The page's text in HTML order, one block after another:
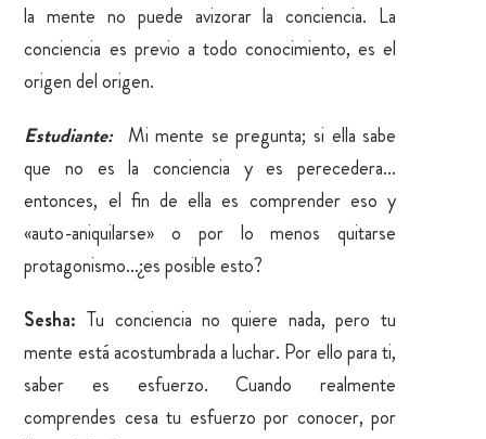
la mente no puede avizorar la conciencia. La
conciencia es previo a todo conocimiento, es el
origen del origen.
Estudiante: Mi mente se pregunta; si ella sabe
que no es la conciencia y es perecedera…
entonces, el fin de ella es comprender eso y
«auto-aniquilarse» o por lo menos quitarse
protagonismo…¿es posible esto?
Sesha:Tu conciencia no quiere nada, pero tu
mente está acostumbrada a luchar. Por ello para ti,
saber es esfuerzo. Cuando realmente
comprendes cesa tu esfuerzo por conocer, por